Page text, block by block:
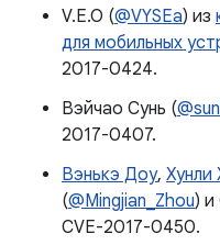
V.E.O (@VYSEa) из
для мобильных
2017-0424.
Вэйчао Сунь (
2017-0407.
Вэнькэ Доу, Хунли
(@Mingjian_Zhou) и
CVE-2017-0450.